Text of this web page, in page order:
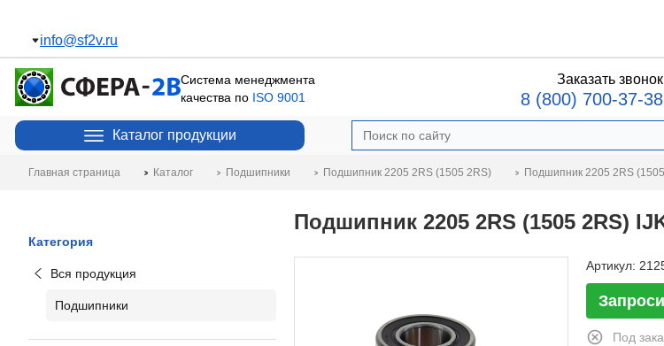
info@sf2v.ru
Система менеджмента
качества по ISO 9001
Заказать звонок
8 (800) 700-37-38
Каталог продукции
Главная страница Каталог Подшипники Подшипник 2205 2RS (1505 2RS) Подшипник 2205 2RS
Категория
Вся продукция
Подшипники
Подшипник 2205 2RS (1505 2RS)
Артикул:
Под